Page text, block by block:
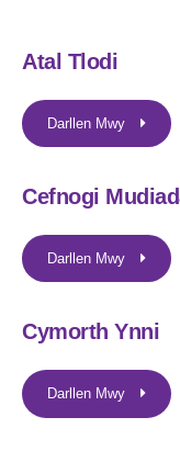
Atal Tlodi
Darllen Mwy
Cefnogi
Darllen Mwy
Cymorth Ynni
Darllen Mwy